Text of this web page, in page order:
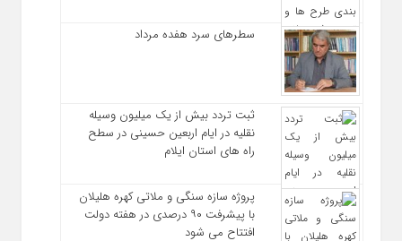
سطرهای سرد هفده مرداد
ثبت تردد بیش از یک میلیون وسیله
نقلیه در ایام اربعین حسینی در سطح
راه‌ های استان ایلام
پروژه سازه سنگی و ملاتی کهره هلیلان
با پیشرفت ۹۰ درصدی در هفته دولت
افتتاح می شود